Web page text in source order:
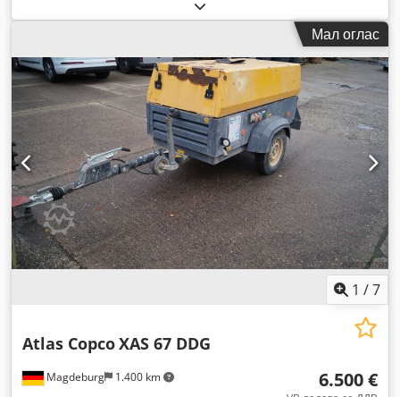
за сажење,
Мал оглас
1 /7
Magdeburg 1.400 km
Atlas CopcoXAS 67 DDG
6.500 €